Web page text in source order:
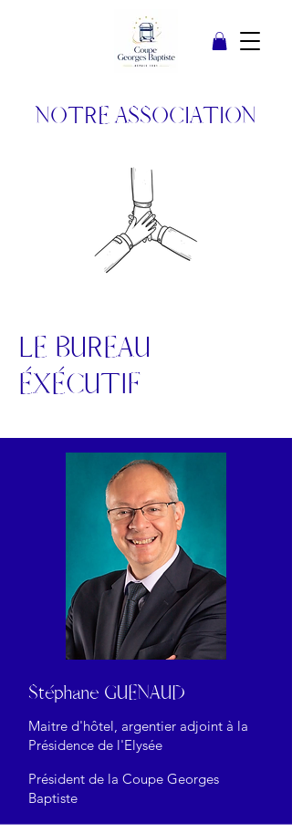
NOTRE ASSOCIATION
LE BUREAU
ÉXÉCUTIF
Stéphane GUENAUD
Maitre d'hôtel, argentier adjoint à la
Présidence de l'Elysée​
Président de la Coupe Georges
Baptiste